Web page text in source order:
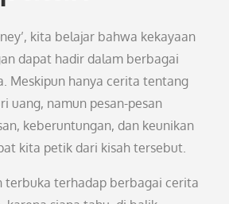
kita belajar bahwa kekayaan
dapat hadir dalam berbagai
Meskipun hanya cerita tentang
uang, namun pesan-pesan
keberuntungan, dan keunikan
kita petik dari kisah tersebut.
terbuka terhadap berbagai cerita